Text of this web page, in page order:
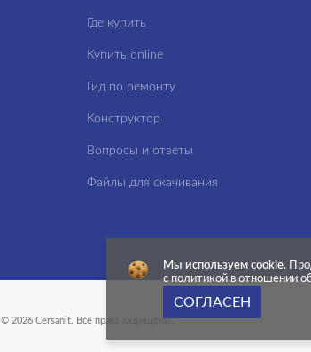
Где купить
Купить online
Гид по ремонту
Конструктор
Вопросы и ответы
Файлы для скачивания
© 2026 Cersanit. Все права защищены.
Мы используем cookie.
с политикой в отношении
СОГЛАСЕН